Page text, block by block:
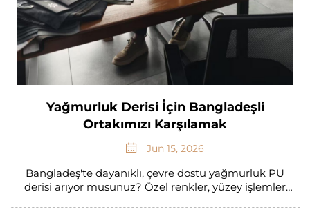
Yağmurluk Derisi İçin Bangladeşli
Ortakımızı Karşılamak
Jun 15, 2026
Bangladeş'te dayanıklı, çevre dostu yağmurluk PU
derisi arıyor musunuz? Özel renkler, yüzey işlemler